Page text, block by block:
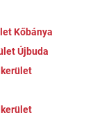
Kőbánya
Újbuda
kerület
kerület